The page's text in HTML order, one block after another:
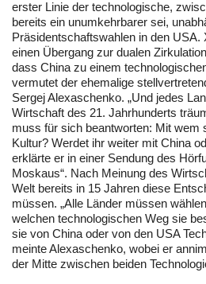
erster Linie der technologische,
bereits ein unumkehrbarer sei,
Präsidentschaftswahlen in den USA.
einen Übergang zur dualen
dass China zu einem
vermutet der ehemalige
Sergej Alexaschenko. „Und jedes
Wirtschaft des 21. Jahrhunderts
muss für sich beantworten: Mit wem
Kultur? Werdet ihr weiter mit China
erklärte er in einer Sendung des
Moskaus“. Nach Meinung des
Welt bereits in 15 Jahren diese
müssen. „Alle Länder müssen
welchen technologischen Weg sie
sie von China oder von den USA
meinte Alexaschenko, wobei er
der Mitte zwischen beiden